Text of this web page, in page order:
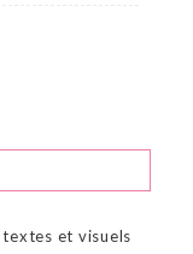
textes et visuels